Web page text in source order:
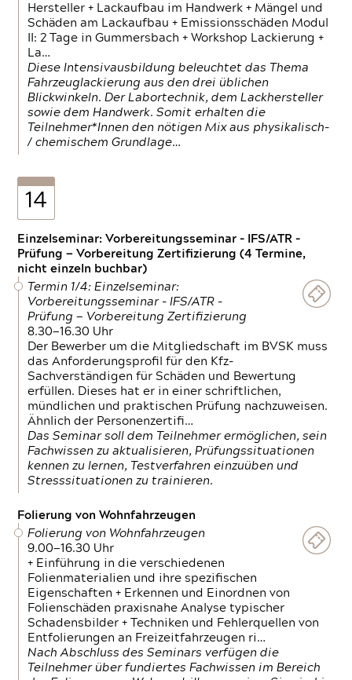
Hersteller + Lackaufbau im Handwerk + Mängel und
Schäden am Lackaufbau + Emissionsschäden Modul
II: 2 Tage in Gummersbach + Workshop Lackierung +
La…
Diese Intensivausbildung beleuchtet das Thema
Fahrzeuglackierung aus den drei üblichen
Blickwinkeln. Der Labortechnik, dem Lackhersteller
sowie dem Handwerk. Somit erhalten die
Teilnehmer*Innen den nötigen Mix aus physikalisch-
/ chemischem Grundlage…
14
Einzelseminar: Vorbereitungsseminar - IFS/ATR -
Prüfung — Vorbereitung Zertifizierung (4 Termine,
nicht einzeln buchbar)
Termin 1/4: Einzelseminar:
Vorbereitungsseminar - IFS/ATR -
Prüfung — Vorbereitung Zertifizierung
8.30—16.30 Uhr
Der Bewerber um die Mitgliedschaft im BVSK muss
das Anforderungsprofil für den Kfz-
Sachverständigen für Schäden und Bewertung
erfüllen. Dieses hat er in einer schriftlichen,
mündlichen und praktischen Prüfung nachzuweisen.
Ähnlich der Personenzertifi…
Das Seminar soll dem Teilnehmer ermöglichen, sein
Fachwissen zu aktualisieren, Prüfungssituationen
kennen zu lernen, Testverfahren einzuüben und
Stresssituationen zu trainieren.
Folierung von Wohnfahrzeugen
Folierung von Wohnfahrzeugen
9.00—16.30 Uhr
+ Einführung in die verschiedenen
Folienmaterialien und ihre spezifischen
Eigenschaften + Erkennen und Einordnen von
Folienschäden praxisnahe Analyse typischer
Schadensbilder + Techniken und Fehlerquellen von
Entfolierungen an Freizeitfahrzeugen ri…
Nach Abschluss des Seminars verfügen die
Teilnehmer über fundiertes Fachwissen im Bereich